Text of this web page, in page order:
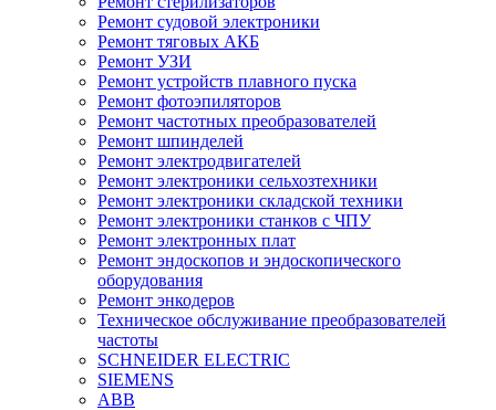
Ремонт судовой электроники
Ремонт тяговых АКБ
Ремонт УЗИ
Ремонт устройств плавного пуска
Ремонт фотоэпиляторов
Ремонт частотных преобразователей
Ремонт шпинделей
Ремонт электродвигателей
Ремонт электроники сельхозтехники
Ремонт электроники складской техники
Ремонт электроники станков с ЧПУ
Ремонт электронных плат
Ремонт эндоскопов и эндоскопического
оборудования
Ремонт энкодеров
Техническое обслуживание преобразователей
частоты
SCHNEIDER ELECTRIC
SIEMENS
ABB